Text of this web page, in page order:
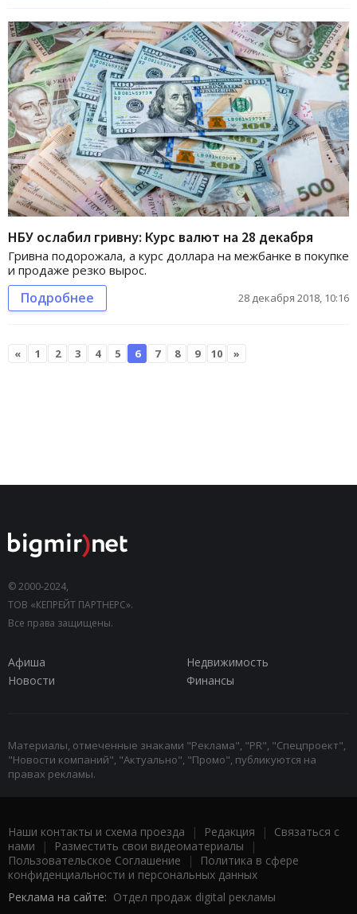
НБУ ослабил гривну: Курс валют на 28 декабря
Гривна подорожала, а курс доллара на межбанке в покупке
и продаже резко вырос.
Подробнее 28 декабря 2018, 10:16
« 1 2 3 4 5 6 7 8 9 10 »
© 2000-2024,
ТОВ «КЕПРЕЙТ ПАРТНЕРС».
Все права защищены.
Афиша
Недвижимость
Новости
Финансы
Материалы, отмеченные знаками "Реклама", "PR", "Спецпроект",
"Новости компаний", "Актуально", "Промо", публикуются на
правах рекламы.
Наши контакты и схема проезда | Редакция | Связаться с
нами | Разместить свои видеоматериалы |
Пользовательское Соглашение |
Политика в сфере
конфиденциальности и персональных данных
Реклама на сайте: Отдел продаж digital рекламы